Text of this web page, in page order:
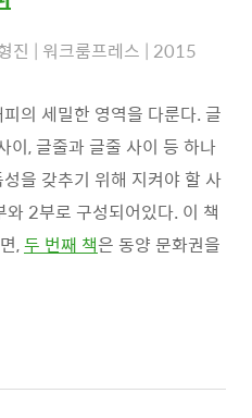
진 | 워크룸프레스 | 2015
의 세밀한 영역을 다룬다. 글
이, 글줄과 글줄 사이 등 하나
을 갖추기 위해 지켜야 할 사
2부로 구성되어있다. 이 책
,두 번째 책은 동양 문화권을